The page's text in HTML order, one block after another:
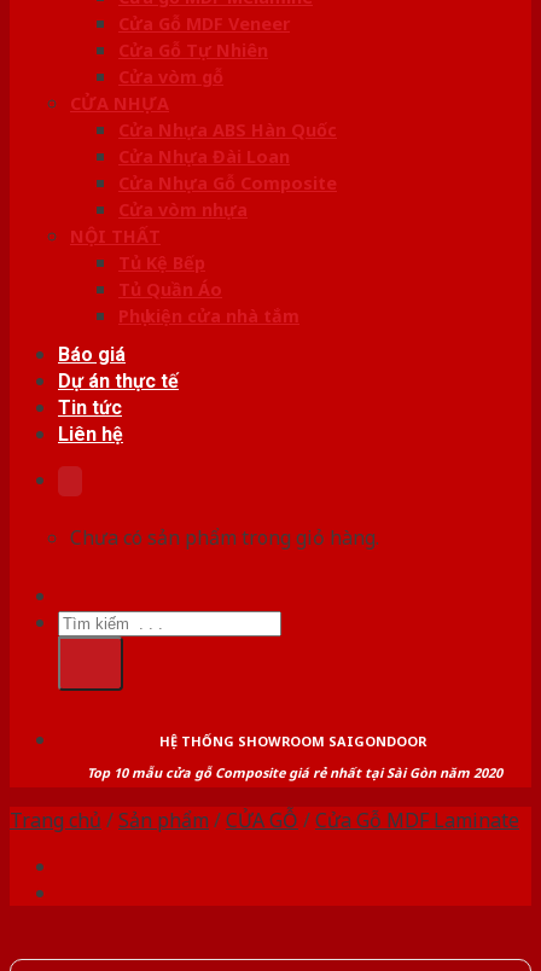
Cửa Gỗ MDF Veneer
Cửa Gỗ Tự Nhiên
Cửa vòm gỗ
CỬA NHỰA
Cửa Nhựa ABS Hàn Quốc
Cửa Nhựa Đài Loan
Cửa Nhựa Gỗ Composite
Cửa vòm nhựa
NỘI THẤT
Tủ Kệ Bếp
Tủ Quần Áo
Phụ kiện cửa nhà tắm
Báo giá
Dự án thực tế
Tin tức
Liên hệ
Chưa có sản phẩm trong giỏ hàng.
Tìm
kiếm:
HỆ THỐNG SHOWROOM SAIGONDOOR
Top 10 mẫu cửa gỗ Composite giá rẻ nhất tại Sài Gòn năm 2020
Trang chủ /Sản phẩm /CỬA GỖ /Cửa Gỗ MDF Laminate